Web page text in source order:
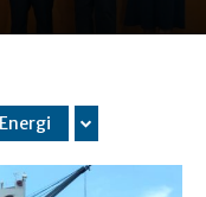
Energi